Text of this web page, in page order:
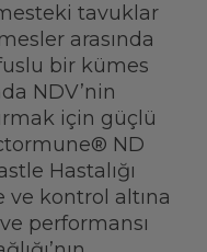
tavuklar
arasında
bir kümes
NDV’nin
için güçlü
ND
Hastalığı
ve kontrol altına
performansı